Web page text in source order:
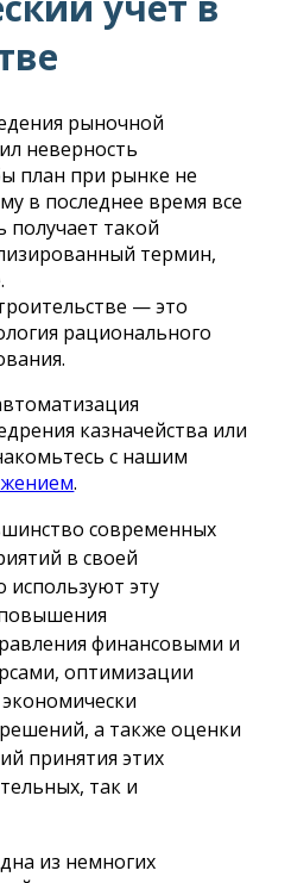
рыночной
неверность
план при рынке не
в последнее время все
получает такой
термин,
— это
рационального
казначейства или
с нашим
.
современных
в своей
используют эту
финансовыми и
оптимизации
а также оценки
принятия этих
так и
из немногих